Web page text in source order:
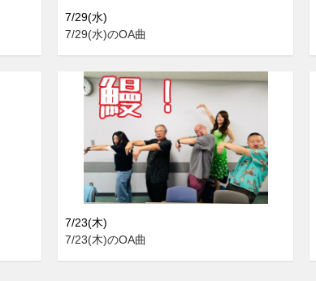
7/29(水)
7/29(水)のOA曲
7/23(木)
7/23(木)のOA曲